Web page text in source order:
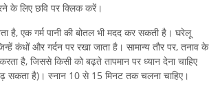
के लिए छवि पर क्लिक करें।
है, एक गर्म पानी की बोतल भी मदद कर सकती है। घरेलू
कंधों और गर्दन पर रखा जाता है। सामान्य तौर पर, तनाव के
है, जिससे किसी को बढ़ते तापमान पर ध्यान देना चाहिए
सकता है)। स्नान 10 से 15 मिनट तक चलना चाहिए।